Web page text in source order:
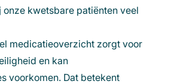
kwetsbare patiënten veel
medicatieoverzicht zorgt voor
en kan
voorkomen. Dat betekent